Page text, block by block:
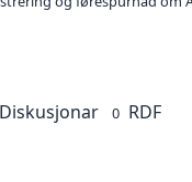
Diskusjonar 0 RDF